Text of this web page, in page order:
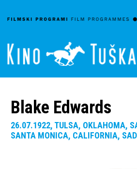
Blake Edwards
26.07.1922, TULSA, OKLAHOMA,
SANTA MONICA, CALIFORNIA, SAD